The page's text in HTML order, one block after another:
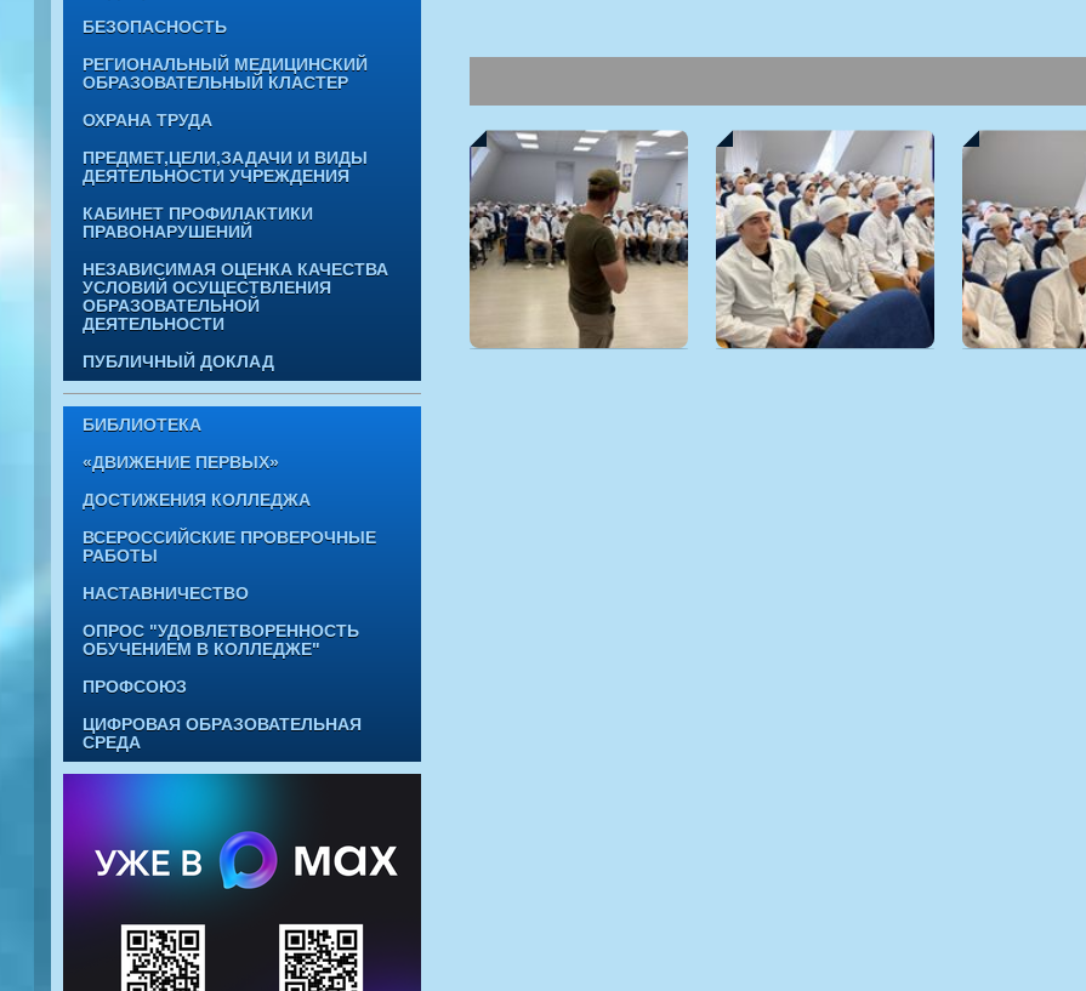
БЕЗОПАСНОСТЬ
РЕГИОНАЛЬНЫЙ МЕДИЦИНСКИЙ
ОБРАЗОВАТЕЛЬНЫЙ КЛАСТЕР
ОХРАНА ТРУДА
ПРЕДМЕТ,ЦЕЛИ,ЗАДАЧИ И ВИДЫ
ДЕЯТЕЛЬНОСТИ УЧРЕЖДЕНИЯ
КАБИНЕТ ПРОФИЛАКТИКИ
ПРАВОНАРУШЕНИЙ
НЕЗАВИСИМАЯ ОЦЕНКА КАЧЕСТВА
УСЛОВИЙ ОСУЩЕСТВЛЕНИЯ
ОБРАЗОВАТЕЛЬНОЙ
ДЕЯТЕЛЬНОСТИ
ПУБЛИЧНЫЙ ДОКЛАД
БИБЛИОТЕКА
«ДВИЖЕНИЕ ПЕРВЫХ»
ДОСТИЖЕНИЯ КОЛЛЕДЖА
ВСЕРОССИЙСКИЕ ПРОВЕРОЧНЫЕ
РАБОТЫ
НАСТАВНИЧЕСТВО
ОПРОС "УДОВЛЕТВОРЕННОСТЬ
ОБУЧЕНИЕМ В КОЛЛЕДЖЕ"
ПРОФСОЮЗ
ЦИФРОВАЯ ОБРАЗОВАТЕЛЬНАЯ
СРЕДА